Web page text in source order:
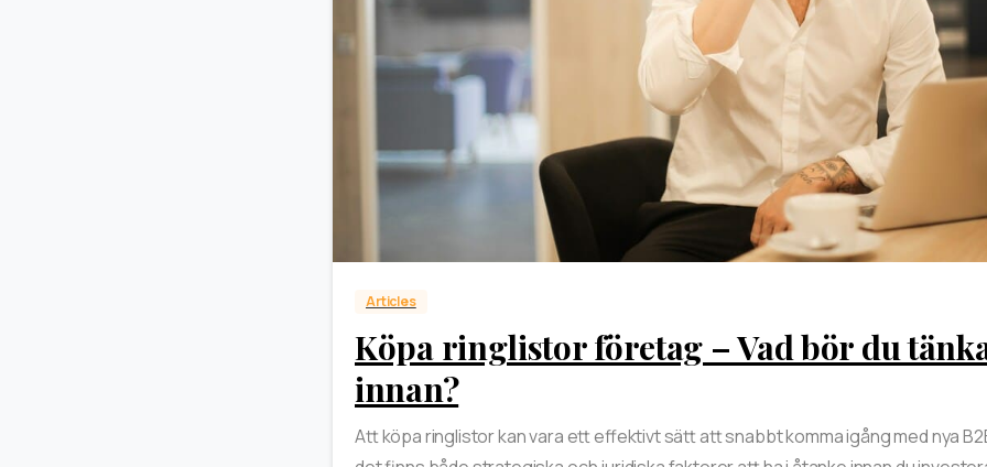
Articles
Köpa ringlistor företag – Vad bör du
innan?
Att köpa ringlistor kan vara ett effektivt sätt att snabbt komma igång med nya